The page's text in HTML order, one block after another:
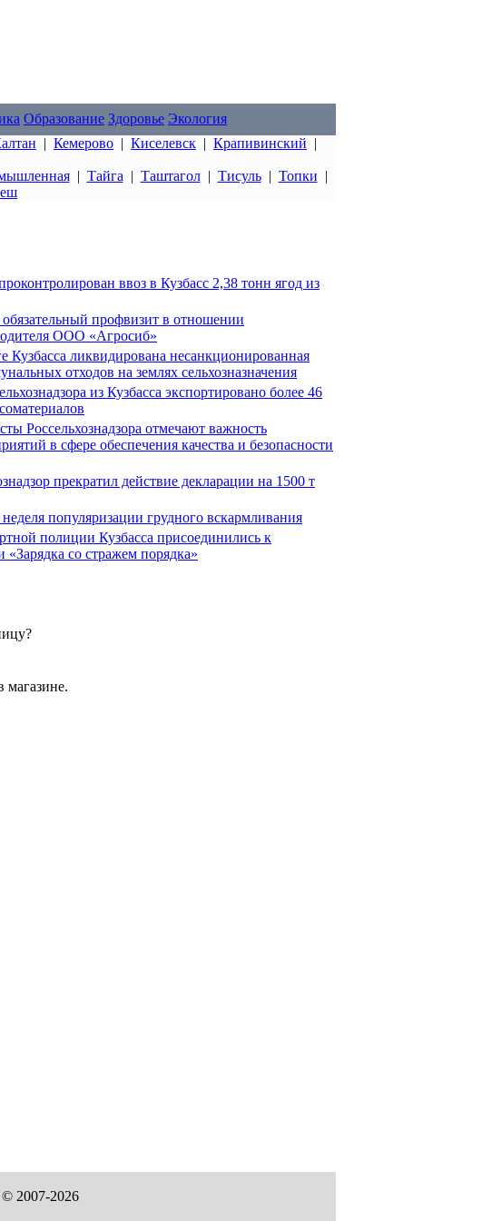
Образование Здоровье Экология
| Кемерово | Киселевск | Крапивинский |
| Тайга | Таштагол| Тисуль| Топки |
ввоз в Кузбасс 2,38 тонн ягод из
профвизит в отношении
ООО «Агросиб»
Кузбасса ликвидирована несанкционированная
отходов на землях сельхозназначения
из Кузбасса экспортировано более 46
Россельхознадзора отмечают важность
в сфере обеспечения качества и безопасности
прекратил действие декларации на 1500 т
популяризации грудного вскармливания
полиции Кузбасса присоединились к
«Зарядка со стражем порядка»
2007-2026